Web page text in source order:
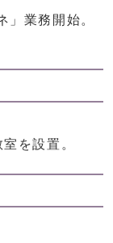
業務開始。
を設置。